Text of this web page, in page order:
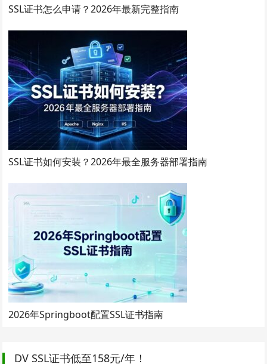
SSL证书怎么申请？2026年最新完整指南
SSL证书如何安装？2026年最全服务器部署指南
2026年Springboot配置SSL证书指南
DV SSL证书低至158元/年！